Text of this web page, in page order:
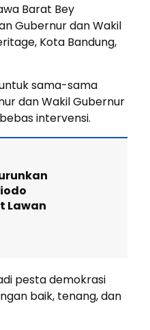
Barat Bey
Gubernur dan Wakil
Kota Bandung,
sama-sama
dan Wakil Gubernur
intervensi.
Lawan
pesta demokrasi
baik, tenang, dan